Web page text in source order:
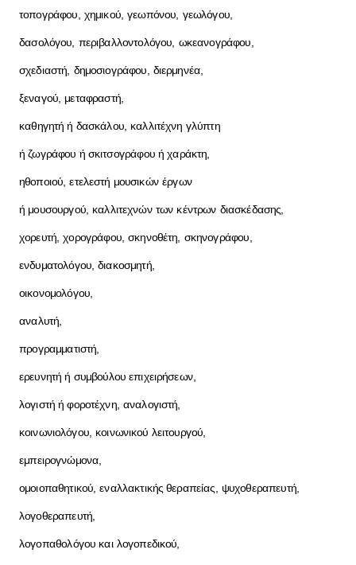
τοπογράφου, χημικού, γεωπόνου, γεωλόγου,
δασολόγου, περιβαλλοντολόγου, ωκεανογράφου,
σχεδιαστή, δημοσιογράφου, διερμηνέα,
ξεναγού, μεταφραστή,
καθηγητή ή δασκάλου, καλλιτέχνη γλύπτη
ή ζωγράφου ή σκιτσογράφου ή χαράκτη,
ηθοποιού, ετελεστή μουσικών έργων
ή μουσουργού, καλλιτεχνών των κέντρων διασκέδασης,
χορευτή, χορογράφου, σκηνοθέτη, σκηνογράφου,
ενδυματολόγου, διακοσμητή,
οικονομολόγου,
αναλυτή,
προγραμματιστή,
ερευνητή ή συμβούλου επιχειρήσεων,
λογιστή ή φοροτέχνη, αναλογιστή,
κοινωνιολόγου, κοινωνικού λειτουργού,
εμπειρογνώμονα,
ομοιοπαθητικού, εναλλακτικής θεραπείας, ψυχοθεραπευτή,
λογοθεραπευτή,
λογοπαθολόγου και λογοπεδικού,